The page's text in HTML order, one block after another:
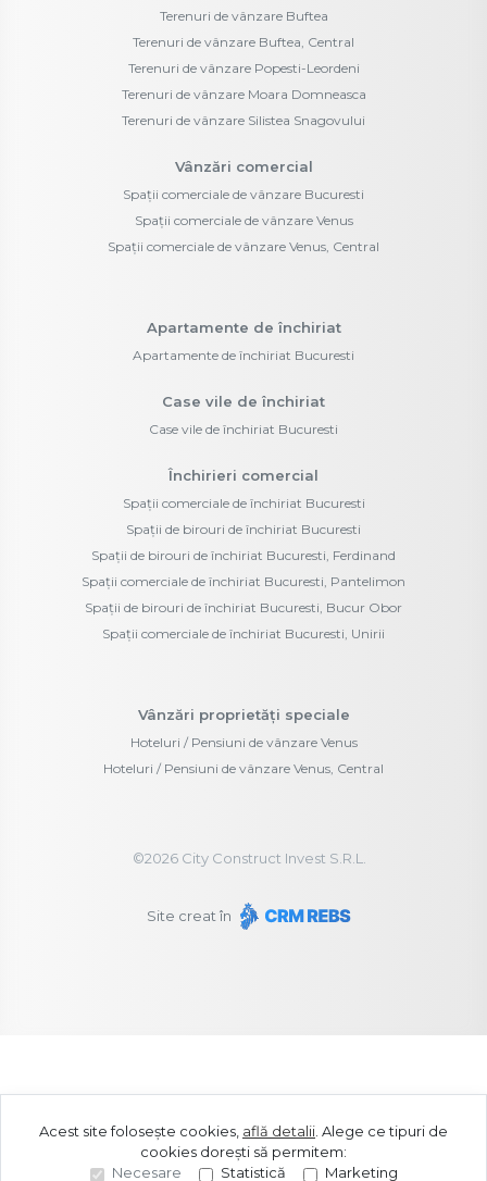
Terenuri de vânzare Buftea
Terenuri de vânzare Buftea, Central
Terenuri de vânzare Popesti-Leordeni
Terenuri de vânzare Moara Domneasca
Terenuri de vânzare Silistea Snagovului
Vânzări comercial
Spații comerciale de vânzare Bucuresti
Spații comerciale de vânzare Venus
Spații comerciale de vânzare Venus, Central
Apartamente de închiriat
Apartamente de închiriat Bucuresti
Case vile de închiriat
Case vile de închiriat Bucuresti
Închirieri comercial
Spații comerciale de închiriat Bucuresti
Spații de birouri de închiriat Bucuresti
Spații de birouri de închiriat Bucuresti, Ferdinand
Spații comerciale de închiriat Bucuresti, Pantelimon
Spații de birouri de închiriat Bucuresti, Bucur Obor
Spații comerciale de închiriat Bucuresti, Unirii
Vânzări proprietăți speciale
Hoteluri / Pensiuni de vânzare Venus
Hoteluri / Pensiuni de vânzare Venus, Central
©2026City Construct Invest S.R.L.
Site creat în
Acest site folosește cookies, află detalii Alege ce tipuri de
cookies dorești să permitem:
Necesare
Statistică Marketing